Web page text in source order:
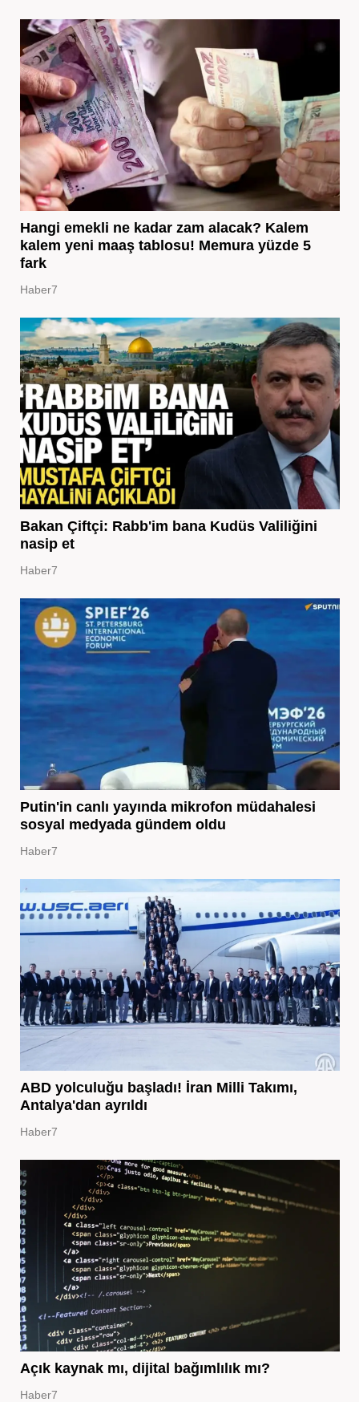
Hangi emekli ne kadar zam alacak? Kalem
kalem yeni maaş tablosu! Memura yüzde 5
fark
Haber7
Bakan Çiftçi: Rabb'im bana Kudüs Valiliğini
nasip et
Haber7
Putin'in canlı yayında mikrofon müdahalesi
sosyal medyada gündem oldu
Haber7
ABD yolculuğu başladı! İran Milli Takımı,
Antalya'dan ayrıldı
Haber7
Açık kaynak mı, dijital bağımlılık mı?
Haber7